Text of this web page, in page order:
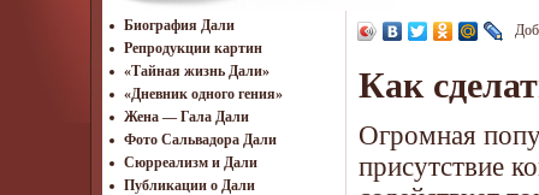
Биография Дали
Репродукции картин
«Тайная жизнь Дали»
«Дневник одного гения»
Жена — Гала Дали
Фото Сальвадора Дали
Cюрреализм и Дали
Публикации о Дали
Как
Огромная
присутствие